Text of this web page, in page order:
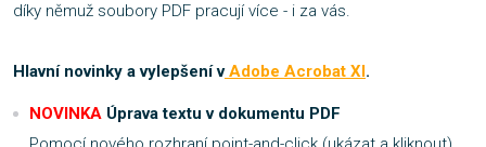
díky němuž soubory PDF pracují více - i za vás.
Hlavní novinky a vylepšení vAdobe Acrobat XI.
NOVINKA Úprava textu v dokumentu PDF